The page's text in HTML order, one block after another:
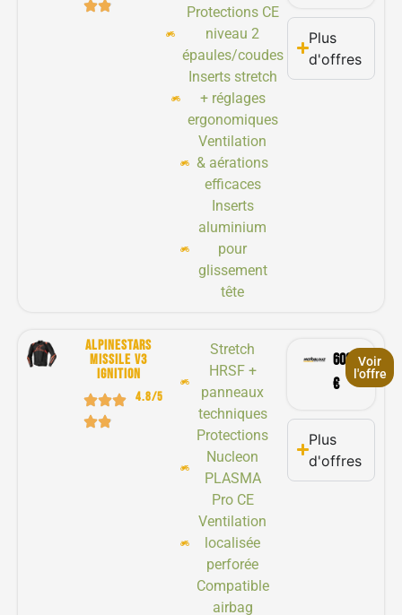
Protections CE
niveau 2
épaules/coudes
Inserts stretch
+ réglages
ergonomiques
Ventilation
& aérations
efficaces
Inserts
aluminium
pour
glissement
tête
Plus
d'offres
Alpinestars
missile v3
ignition
4.8/5
Stretch
HRSF +
panneaux
techniques
Protections
Nucleon
PLASMA
Pro CE
Ventilation
localisée
perforée
Compatible
airbag
602,90
€
Voir
l'offre
Plus
d'offres